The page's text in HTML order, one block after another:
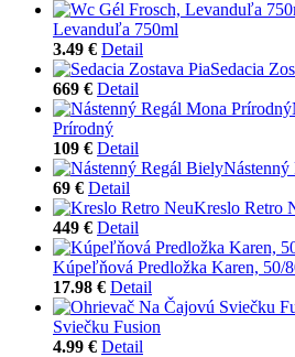
Levanduľa 750ml
3.49 € Detail
Sedacia
669 € Detail
Prírodný
109 € Detail
69 € Detail
Kreslo Retro
449 € Detail
Kúpeľňová Predložka Karen, 50/
17.98 € Detail
Sviečku Fusion
4.99 € Detail